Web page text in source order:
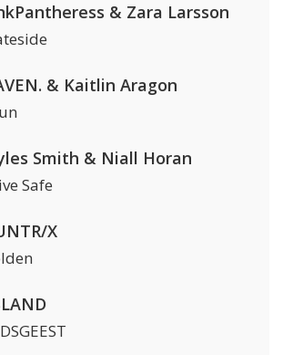
& Zara Larsson
& Kaitlin Aragon
Smith & Niall Horan
Safe
X